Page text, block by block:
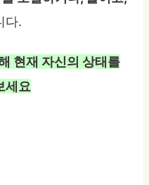
다.
현재 자신의 상태를
세요